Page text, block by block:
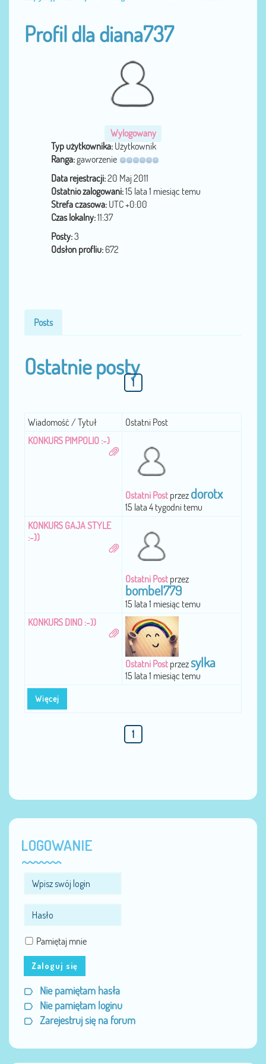
Profil dla diana737
Wylogowany
Typ użytkownika: Użytkownik
Ranga:gaworzenie
Data rejestracji:20 Maj 2011
Ostatnio zalogowani:15 lata 1 miesiąc temu
Strefa czasowa: UTC +0:00
Czas lokalny:11:37
Posty:3
Odsłon profliu: 672
Posts
Ostatnie posty
1
Wiadomość / Tytuł Ostatni Post
Więcej
KONKURS PIMPOLIO :-)
Ostatni Post przez dorotx
15 lata 4 tygodni temu
KONKURS GAJA STYLE
:-))
Ostatni Post przez
bombel779
15 lata 1 miesiąc temu
KONKURS DINO :-))
Ostatni Post przezsylka
15 lata 1 miesiąc temu
1
LOGOWANIE
Pamiętaj mnie
Zaloguj się
Nie pamiętam hasła
Nie pamiętam loginu
Zarejestruj się na forum